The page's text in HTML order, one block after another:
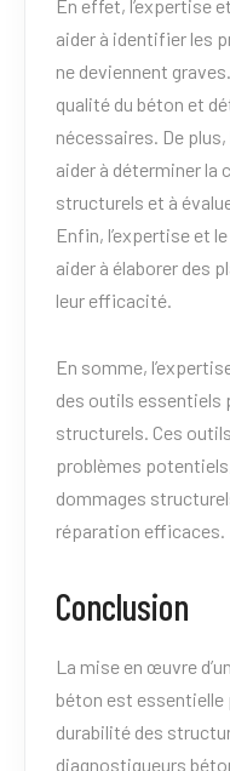
En effet, l’expertise
aider à identifier les
ne deviennent
qualité du béton et
nécessaires. De
aider à déterminer la
structurels et à
Enfin, l’expertise et
aider à élaborer des
leur efficacité.
En somme,
des outils essentiels
structurels. Ces
problèmes
dommages
réparation efficaces.
Conclusion
La mise en œuvre
béton est essentielle
durabilité des
diagnostiqueurs